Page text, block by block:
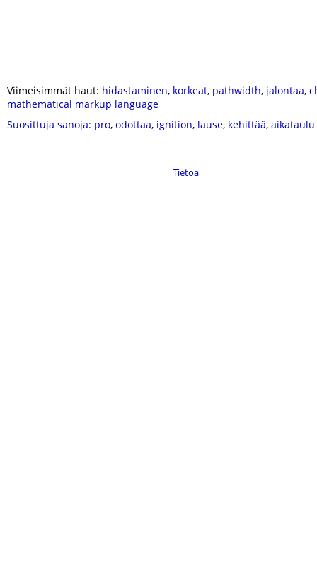
Viimeisimmät haut: hidastaminen, korkeat, pathwidth, jalontaa,
mathematical markup language
Suosittuja sanoja: pro, odottaa, ignition, lause, kehittää, aikataulu
Tietoa